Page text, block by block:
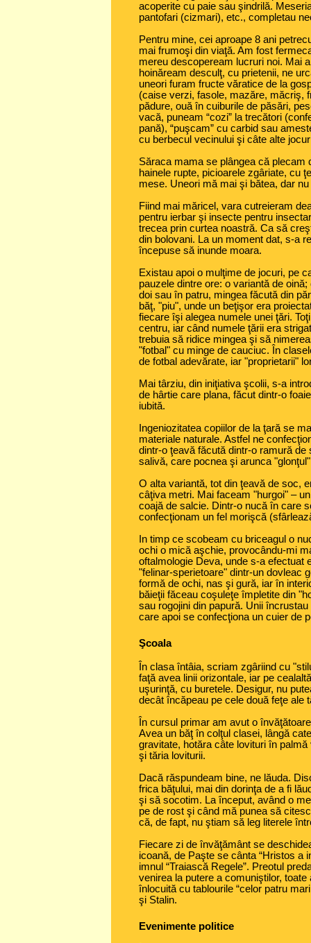
acoperite cu paie sau şindrilă.
pantofari (cizmari), etc., completau
Pentru mine, cei aproape 8 ani
mai frumoşi din viaţă. Am fost
mereu descopeream lucruri noi. Mai
hoinăream desculţ, cu prietenii, ne
uneori furam fructe văratice de la
(caise verzi, fasole, mazăre, măcriş,
pădure, ouă în cuiburile de păsări,
vacă, puneam “cozi” la trecători
pană), “puşcam” cu carbid sau
cu berbecul vecinului şi câte alte
Săraca mama se plângea că
hainele rupte, picioarele zgâriate, cu
mese. Uneori mă mai şi bătea, dar
Fiind mai măricel, vara cutreieram
pentru ierbar şi insecte pentru
trecea prin curtea noastră. Ca să
din bolovani. La un moment dat, s-a
începuse să inunde moara.
Existau apoi o mulţime de jocuri, pe
pauzele dintre ore: o variantă de
doi sau în patru, mingea făcută din
băţ, "piu", unde un beţişor era
fiecare îşi alegea numele unei ţări.
centru, iar când numele ţării era
trebuia să ridice mingea şi să
"fotbal" cu minge de cauciuc. În
de fotbal adevărate, iar "proprietarii"
Mai târziu, din iniţiativa şcolii, s-a
de hârtie care plana, făcut dintr-o
iubită.
Ingeniozitatea copiilor de la ţară se
materiale naturale. Astfel ne
dintr-o ţeavă făcută dintr-o ramură
salivă, care pocnea şi arunca
O alta variantă, tot din ţeavă de soc,
câţiva metri. Mai faceam "hurgoi" –
coajă de salcie. Dintr-o nucă în care
confecţionam un fel morişcă
In timp ce scobeam cu briceagul o
ochi o mică aşchie, provocându-mi
oftalmologie Deva, unde s-a efectuat
"felinar-sperietoare" dintr-un dovleac
formă de ochi, nas şi gură, iar în
băieţii făceau coşuleţe împletite din
sau rogojini din papură. Unii
care apoi se confecţiona un cuier de
Şcoala
În clasa întâia, scriam zgâriind cu
faţă avea linii orizontale, iar pe
uşurinţă, cu buretele. Desigur, nu
decât încăpeau pe cele două feţe ale
În cursul primar am avut o
Avea un băţ în colţul clasei, lângă
gravitate, hotăra câte lovituri în
şi tăria loviturii.
Dacă răspundeam bine, ne lăuda.
frica băţului, mai din dorinţa de a fi
şi să socotim. La început, având o
pe de rost şi când mă punea să
că, de fapt, nu ştiam să leg literele
Fiecare zi de învăţământ se
icoană, de Paşte se cânta “Hristos a
imnul “Traiască Regele”. Preotul
venirea la putere a comuniştilor,
înlocuită cu tablourile “celor patru
şi Stalin.
Evenimente politice